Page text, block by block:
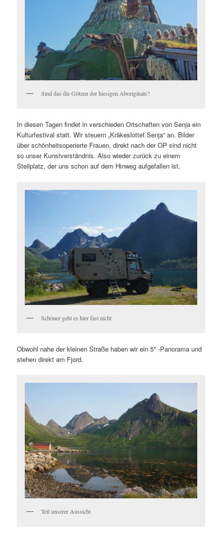
Sind das die Götzen der hiesigen Aboriginals?
In diesen Tagen findet in verschieden Ortschaften von Senja ein
Kulturfestival statt. Wir steuern „Kråkeslottet Senja“ an. Bilder
über schönheitsoperierte Frauen, direkt nach der OP sind nicht
so unser Kunstverständnis. Also wieder zurück zu einem
Stellplatz, der uns schon auf dem Hinweg aufgefallen ist.
Schöner geht es hier fast nicht
Obwohl nahe der kleinen Straße haben wir ein 5* -Panorama und
stehen direkt am Fjord.
Teil unserer Aussicht